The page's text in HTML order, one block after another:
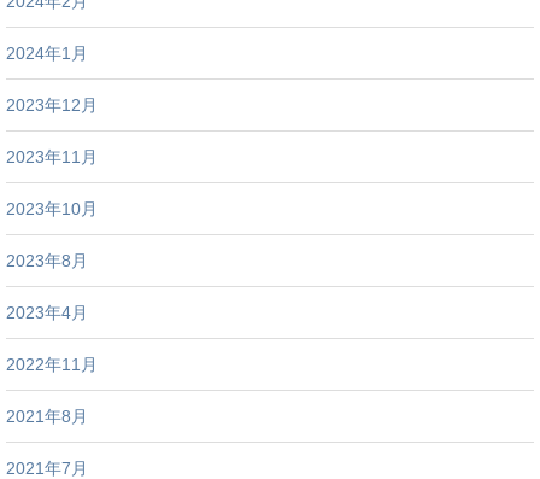
2024年1月
2023年12月
2023年11月
2023年10月
2023年8月
2023年4月
2022年11月
2021年8月
2021年7月